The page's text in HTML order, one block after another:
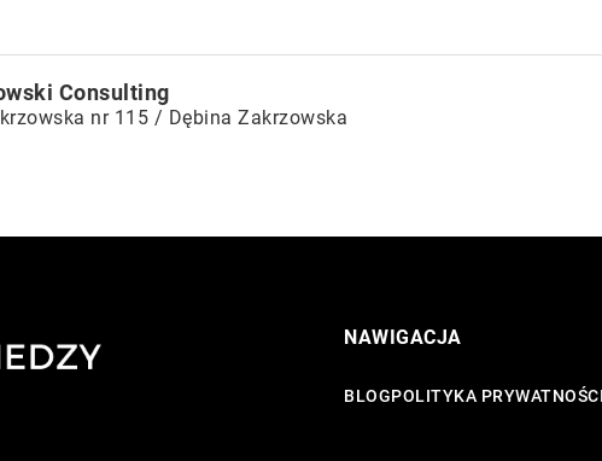
Consulting
nr 115 / Dębina Zakrzowska
NAWIGACJA
BLOGPOLITYKA PRYWATNOŚCI